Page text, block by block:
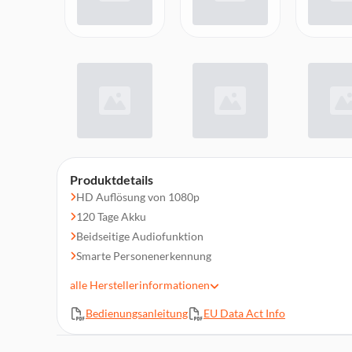
Produktdetails
HD Auflösung von 1080p
120 Tage Akku
Beidseitige Audiofunktion
Smarte Personenerkennung
Ausgestattet mit einem schmalen Design, das zu jedem
alle Herstellerinformationen
Bedienungsanleitung EU Data Act Info